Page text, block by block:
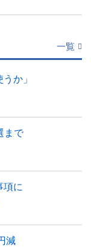
一覧
か」
まで
項に
減